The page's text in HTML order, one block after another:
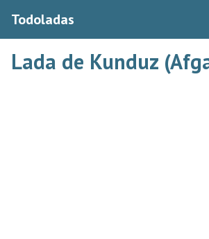
Todoladas
Lada de Kunduz